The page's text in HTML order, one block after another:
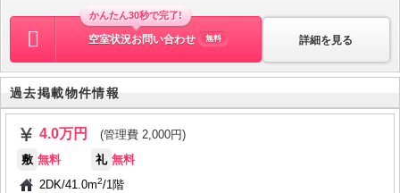
詳細を見る
かんたん30秒で完了!
空室状況お問い合わせ 無料
過去掲載物件情報
4.0万円
(管理費 2,000円)
敷 無料 礼 無料
2DK/41.0m2/1階